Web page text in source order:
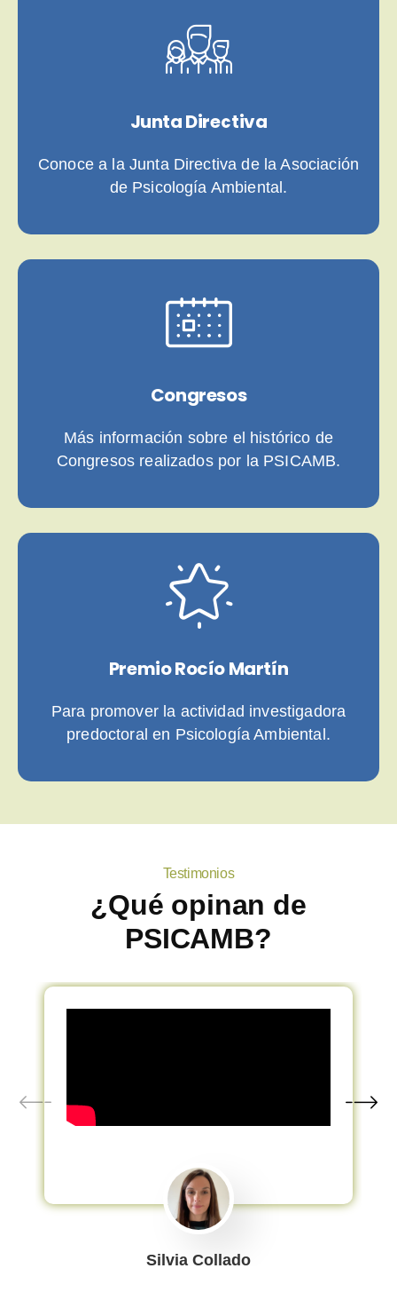
Junta Directiva
Conoce a la Junta Directiva de la Asociación
de Psicología Ambiental.
Congresos
Más información sobre el histórico de
Congresos realizados por la PSICAMB.
Premio Rocío Martín
Para promover la actividad investigadora
predoctoral en Psicología Ambiental.
Testimonios
¿Qué opinan de
PSICAMB?
Silvia Collado